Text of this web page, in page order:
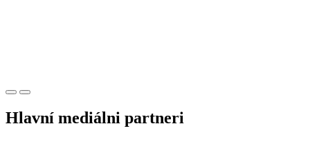
Hlavní mediálni partneri